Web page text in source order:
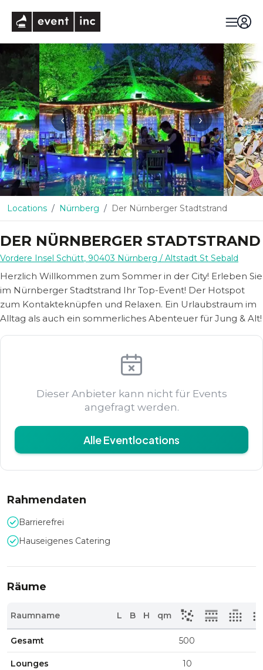
‹ ›
Locations Nürnberg Der Nürnberger Stadtstrand
DER NÜRNBERGER STADTSTRAND
Vordere Insel Schütt, 90403 Nürnberg / Altstadt St Sebald
Herzlich Willkommen zum Sommer in der City! Erleben Sie
im Nürnberger Stadtstrand Ihr Top-Event! Der Hotspot
zum Kontakteknüpfen und Relaxen. Ein Urlaubstraum im
Alltag als auch ein sommerliches Abenteuer für Jung & Alt!
Dieser Anbieter kann nicht für Events
angefragt werden.
Alle Eventlocations
Rahmendaten
Barrierefrei
Hauseigenes Catering
Räume
Raumname L B H qm
Gesamt 500
Lounges 10